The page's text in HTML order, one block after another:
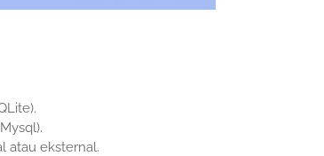
atau eksternal.